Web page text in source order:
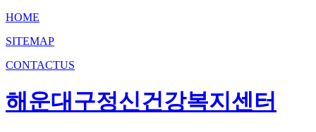
HOME
SITEMAP
CONTACTUS
해운대구정신건강복지센터